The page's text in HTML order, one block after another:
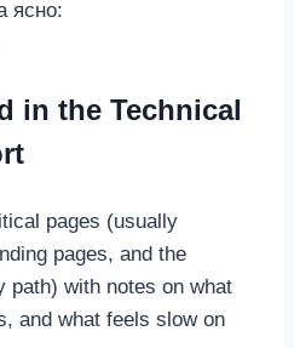
ясно:
in the Technical
pages (usually
pages, and the
path) with notes on what
and what feels slow on